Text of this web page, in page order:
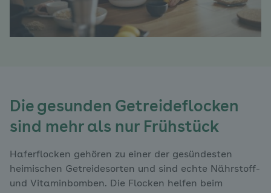
Die gesunden Getreideflocken
sind mehr als nur Frühstück
Haferflocken gehören zu einer der gesündesten
heimischen Getreidesorten und sind echte Nährstoff-
und Vitaminbomben. Die Flocken helfen beim